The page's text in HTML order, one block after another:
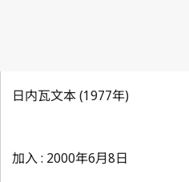
日内瓦文本 (1977年)
加入 : 2000年6月8日